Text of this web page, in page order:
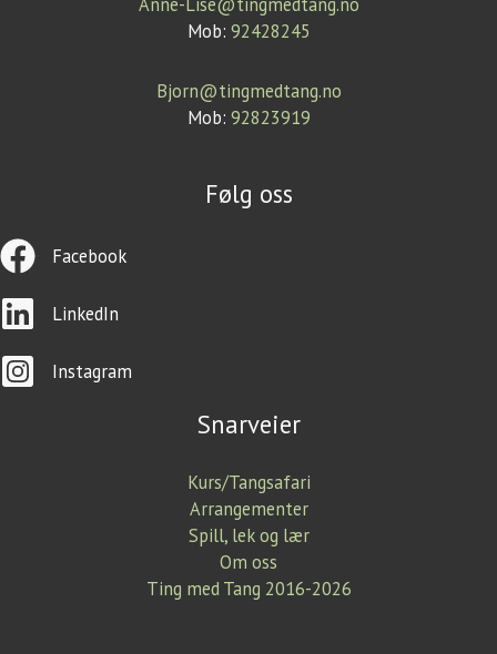
Mob: 92428245
Bjorn@tingmedtang.no
Mob: 92823919
Følg oss
Facebook
LinkedIn
Instagram
Snarveier
Kurs/Tangsafari
Arrangementer
Spill, lek og lær
Om oss
Ting med Tang 2016-2026